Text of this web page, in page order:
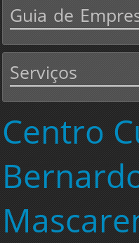
Guia de
Serviços
Centro